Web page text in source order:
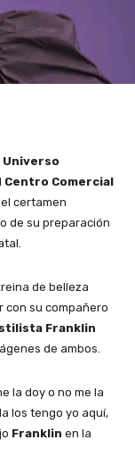
Universo
Centro Comercial
certamen
de su preparación
de belleza
con su compañero
Franklin
de ambos.
la doy o no me la
los tengo yo aquí,
Franklin en la